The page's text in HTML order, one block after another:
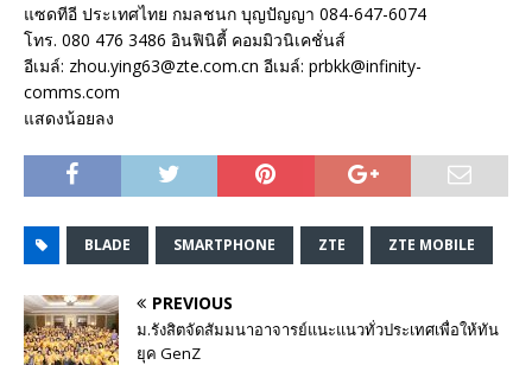
แซดทีอี ประเทศไทย กมลชนก บุญปัญญา 084-647-6074
โทร. 080 476 3486 อินฟินิตี้ คอมมิวนิเคชั่นส์
อีเมล์: zhou.ying63@zte.com.cn อีเมล์: prbkk@infinity-
comms.com
แสดงน้อยลง
BLADE SMARTPHONE ZTE ZTE MOBILE
PREVIOUS
ม.รังสิตจัดสัมมนาอาจารย์แนะแนวทั่วประเทศเพื่อให้ทัน
ยุค GenZ